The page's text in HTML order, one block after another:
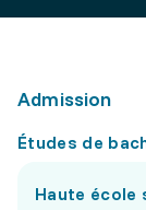
Admission
Études de
Haute école